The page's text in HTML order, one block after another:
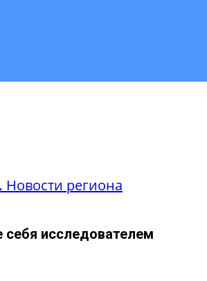
Новости региона
себя исследователем